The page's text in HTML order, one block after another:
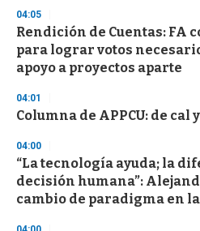
3
s
c
o
d
s
04:05
Rendición de Cuentas: FA
para lograr votos
apoyo a proyectos aparte
04:01
Columna de APPCU: de cal
04:00
“La tecnología ayuda; la
decisión humana”:
cambio de paradigma en